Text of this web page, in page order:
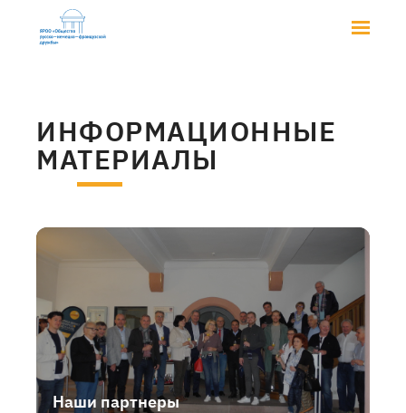
ИНФОРМАЦИОННЫЕ
МАТЕРИАЛЫ
Наши партнеры